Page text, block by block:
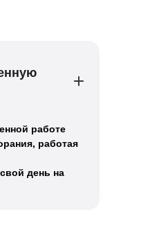
работе
работая
день на